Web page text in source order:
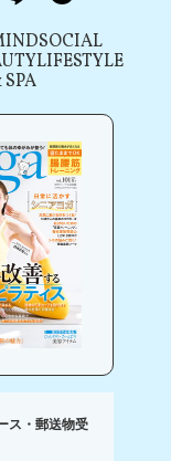
SOCIAL
LIFESTYLE
ス・郵送物受